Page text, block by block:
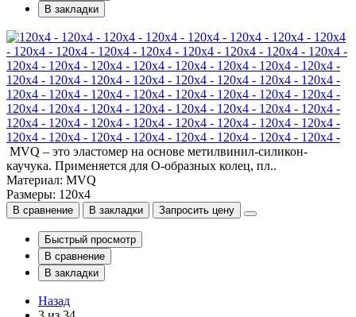
В закладки
120x4 - 120x4 - 120x4 - 120x4 - 120x4 - 120x4 - 120x4 - 120x4 -
120x4 - 120x4 - 120x4 - 120x4 - 120x4 - 120x4 - 120x4 - 120x4 -
120x4 - 120x4 - 120x4 - 120x4 - 120x4 - 120x4 - 120x4 - 120x4 -
120x4 - 120x4 - 120x4 - 120x4 - 120x4 - 120x4 - 120x4 - 120x4 -
MVQ – это эластомер на основе метилвинил-силикон-
каучука. Применяется для О-образных колец, пл..
Материал: MVQ
Размеры: 120x4
В сравнение В закладки Запросить цену
Быстрый просмотр
В сравнение
В закладки
Назад